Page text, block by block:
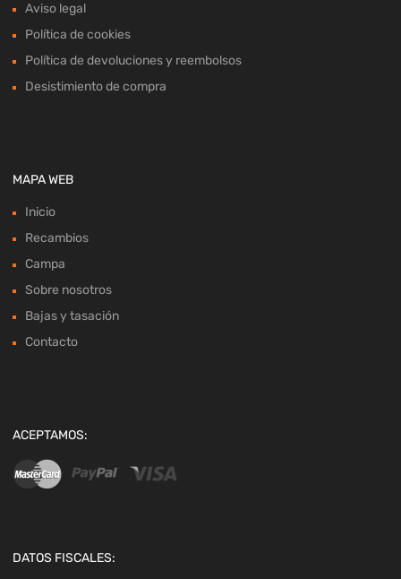
Aviso legal
Política de cookies
Política de devoluciones y reembolsos
Desistimiento de compra
MAPA WEB
Inicio
Recambios
Campa
Sobre nosotros
Bajas y tasación
Contacto
ACEPTAMOS:
DATOS FISCALES: